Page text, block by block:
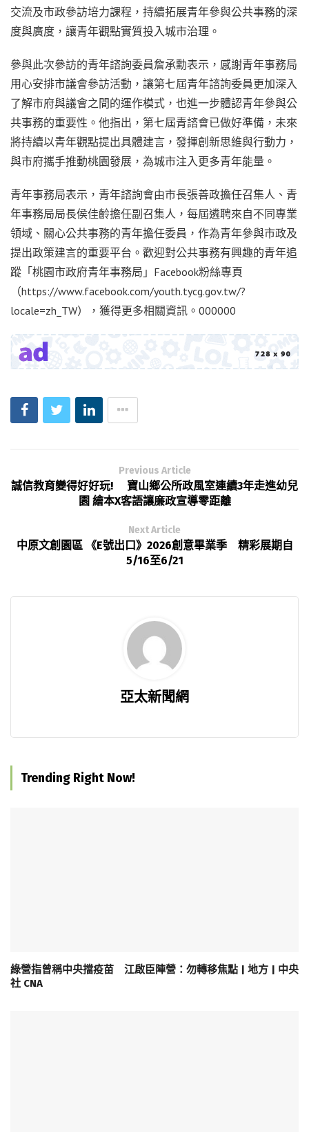
交流及市政參訪培力課程，持續拓展青年參與公共事務的深
度與廣度，讓青年觀點實質投入城市治理。
參與此次參訪的青年諮詢委員詹承勳表示，感謝青年事務局
用心安排市議會參訪活動，讓第七屆青年諮詢委員更加深入
了解市府與議會之間的運作模式，也進一步體認青年參與公
共事務的重要性。他指出，第七屆青諮會已做好準備，未來
將持續以青年觀點提出具體建言，發揮創新思維與行動力，
與市府攜手推動桃園發展，為城市注入更多青年能量。
青年事務局表示，青年諮詢會由市長張善政擔任召集人、青
年事務局局長侯佳齡擔任副召集人，每屆遴聘來自不同專業
領域、關心公共事務的青年擔任委員，作為青年參與市政及
提出政策建言的重要平台。歡迎對公共事務有興趣的青年追
蹤「桃園市政府青年事務局」Facebook粉絲專頁
（https://www.facebook.com/youth.tycg.gov.tw/?
locale=zh_TW），獲得更多相關資訊。000000
Previous Article
誠信教育變得好好玩! 寶山鄉公所政風室連續3年走進幼兒
園 繪本X客語讓廉政宣導零距離
Next Article
中原文創園區 《E號出口》2026創意畢業季 精彩展期自
5/16至6/21
亞太新聞網
Trending Right Now!
綠營指曾稱中央擋疫苗 江啟臣陣營：勿轉移焦點 | 地方 | 中央
社 CNA